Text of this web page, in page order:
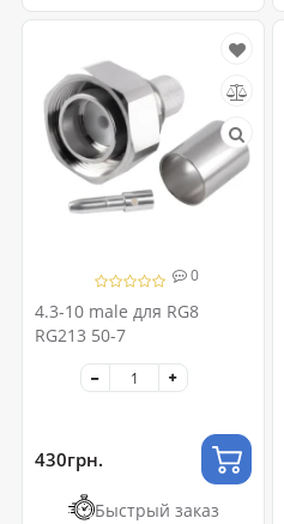
0
4.3-10 male для RG8
RG213 50-7
430грн.
Быстрый заказ